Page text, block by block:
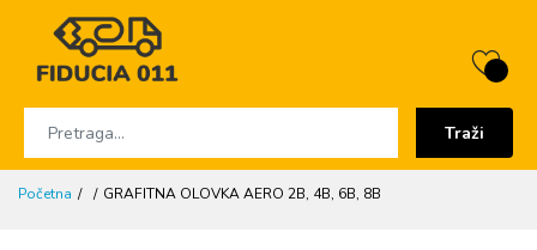
Traži
Početna GRAFITNA OLOVKA AERO 2B, 4B, 6B, 8B